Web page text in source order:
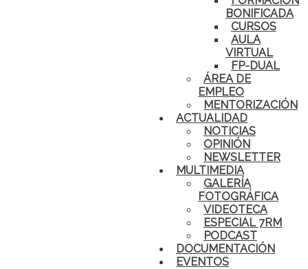
BONIFICADA
CURSOS
AULA
VIRTUAL
FP-DUAL
ÁREA DE
EMPLEO
MENTORIZACIÓN
ACTUALIDAD
NOTICIAS
OPINIÓN
NEWSLETTER
MULTIMEDIA
GALERÍA
FOTOGRÁFICA
VIDEOTECA
ESPECIAL 7RM
PODCAST
DOCUMENTACIÓN
EVENTOS